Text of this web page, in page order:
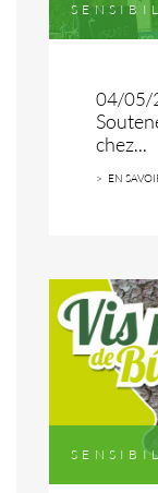
04/05/
chez...
EN